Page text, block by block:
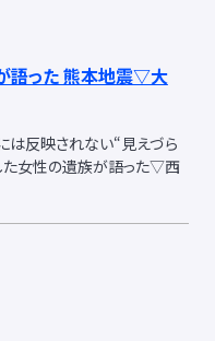
語った 熊本地震▽大
は反映されない“見えづら
た女性の遺族が語った▽西